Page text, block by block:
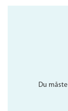
Du måste